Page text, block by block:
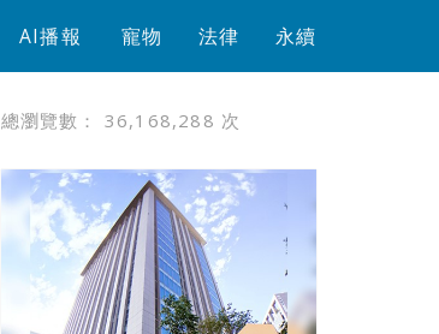
AI播報 寵物 法律 永續
總瀏覽數： 36,168,288 次